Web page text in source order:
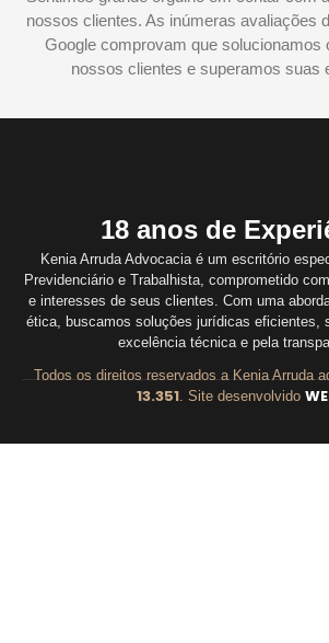
nossos clientes. As inúmeras avaliações
Google comprovam que solucionamos
nossos clientes e superamos suas
18 anos de
Kenia Arruda Advocacia é um escritório
Previdenciário e Trabalhista, comprometido
e interesses de seus clientes. Com uma
ética, buscamos soluções jurídicas eficientes,
excelência técnica e pela
Todos os direitos reservados a Kenia Arruda
13.351. Site desenvolvido